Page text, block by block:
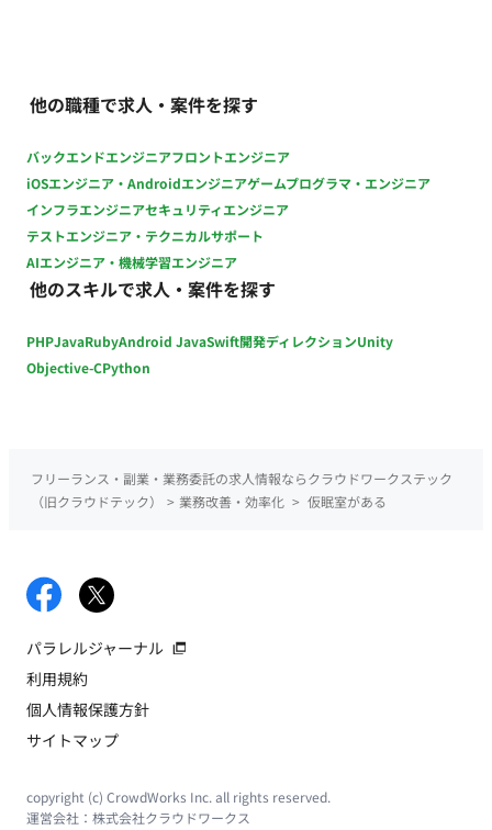
他の職種で求人・案件を探す
バックエンドエンジニアフロントエンジニア
iOSエンジニア・Androidエンジニアゲームプログラマ・エンジニア
インフラエンジニアセキュリティエンジニア
テストエンジニア・テクニカルサポート
AIエンジニア・機械学習エンジニア
他のスキルで求人・案件を探す
PHPJavaRubyAndroid JavaSwift開発ディレクションUnity
Objective-CPython
フリーランス・副業・業務委託の求人情報ならクラウドワークステック
（旧クラウドテック）
> 業務改善・効率化 > 仮眠室がある
パラレルジャーナル
利用規約
個人情報保護方針
サイトマップ
copyright (c) CrowdWorks Inc. all rights reserved.
運営会社： 株式会社クラウドワークス